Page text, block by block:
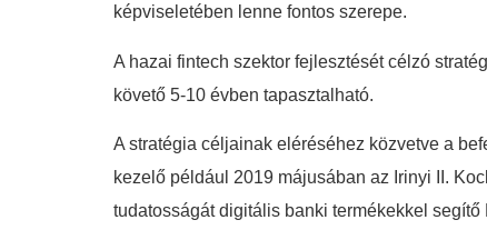
képviseletében lenne fontos szerepe.
A hazai fintech szektor fejlesztését célzó
követő 5-10 évben tapasztalható.
A stratégia céljainak eléréséhez közvetve a
kezelő például 2019 májusában az Irinyi II.
tudatosságát digitális banki termékekkel